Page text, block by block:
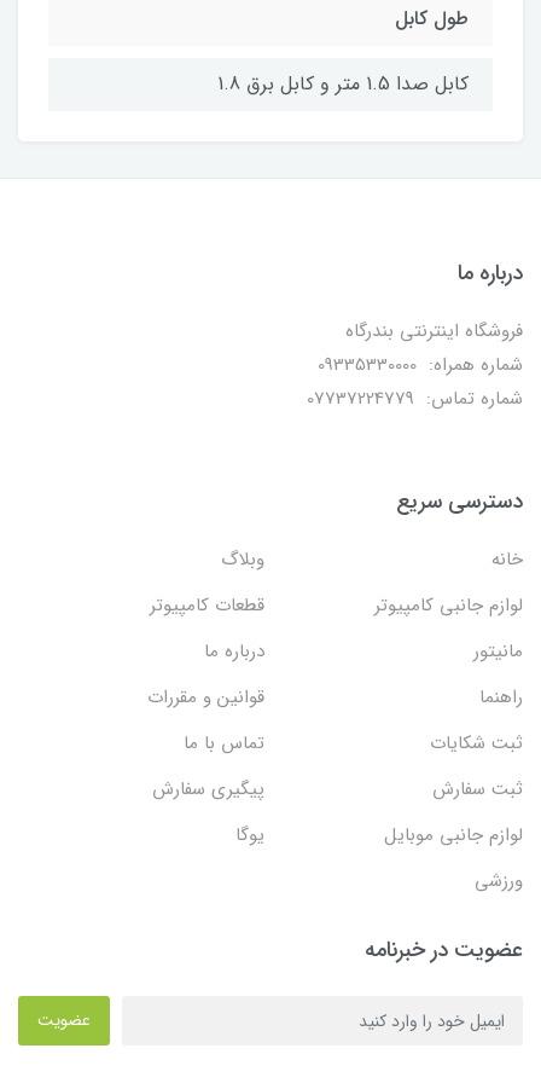
طول کابل
کابل صدا 1.5 متر و کابل برق 1.8
درباره ما
فروشگاه اینترنتی بندرگاه
شماره همراه: 09335330000
شماره تماس: 07737224779
دسترسی سریع
خانه
وبلاگ
لوازم جانبی کامپیوتر
قطعات کامپیوتر
مانیتور
درباره ما
راهنما
قوانین و مقررات
ثبت شکایات
تماس با ما
ثبت سفارش
پیگیری سفارش
لوازم جانبی موبایل
یوگا
ورزشی
عضویت در خبرنامه
عضویت